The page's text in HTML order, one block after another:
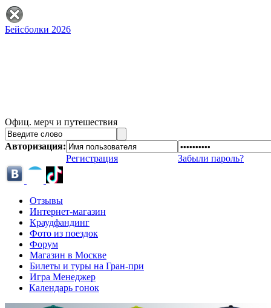
Бейсболки 2026
Офиц. мерч и путешествия
Авторизация:
Регистрация
Забыли пароль?
Отзывы
Интернет-магазин
Краудфандинг
Фото из поездок
Форум
Магазин в Москве
Билеты и туры на Гран-при
Игра Менеджер
Календарь гонок